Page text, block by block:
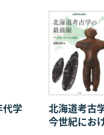
代学
北海道考
今世紀にお